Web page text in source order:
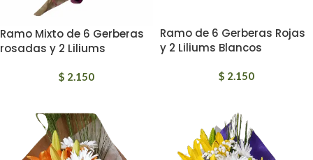
Ramo Mixto de 6 Gerberas
rosadas y 2 Liliums
$ 2.150
Ramo de 6 Gerberas Rojas
y 2 Liliums Blancos
$ 2.150